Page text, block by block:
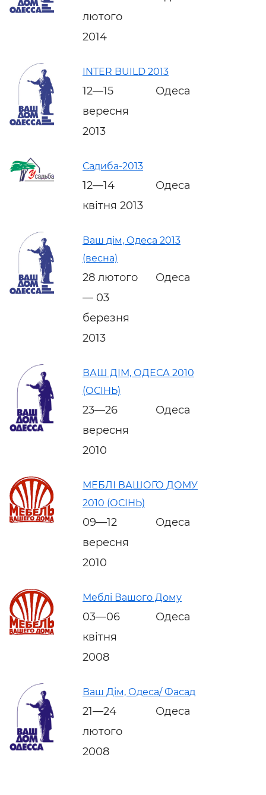
лютого
2014
INTER BUILD 2013
12—15
вересня
2013
Одеса
Садиба-2013
12—14
квітня 2013
Одеса
Ваш дім, Одеса 2013
(весна)
28 лютого
— 03
березня
2013
Одеса
ВАШ ДІМ, ОДЕСА 2010
(ОСІНЬ)
23—26
вересня
2010
Одеса
МЕБЛІ ВАШОГО ДОМУ
2010 (ОСІНЬ)
09—12
вересня
2010
Одеса
Меблі Вашого Дому
03—06
квітня
2008
Одеса
Ваш Дім, Одеса/ Фасад
21—24
лютого
2008
Одеса